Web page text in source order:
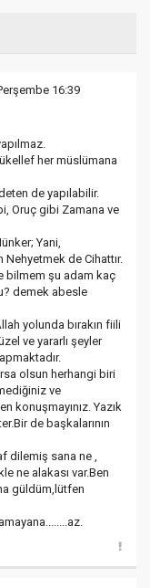
16:39
her müslümana
de yapılabilir.
Oruç gibi Zamana ve
Yani,
de Cihattır.
bilmem şu adam kaç
demek abesle
yolunda bırakın fiili
ve yararlı şeyler
olsun herhangi biri
ve
konuşmayınız. Yazık
de başkalarının
dilemiş sana ne ,
ne alakası var.Ben
güldüm,lütfen